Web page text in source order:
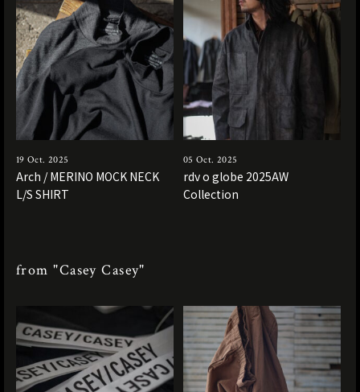
19 Oct. 2025
Arch / MERINO MOCK NECK
L/S SHIRT
05 Oct. 2025
rdv o globe 2025AW
Collection
from "Casey Casey"